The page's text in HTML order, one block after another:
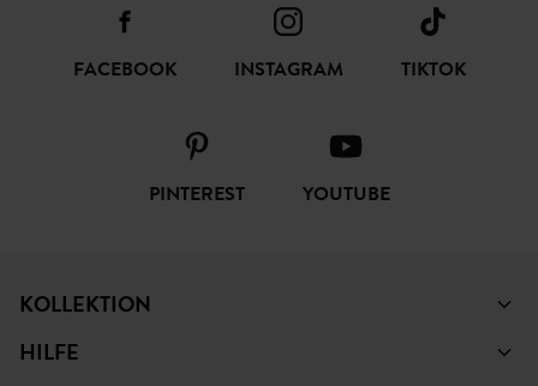
FACEBOOK INSTAGRAM TIKTOK
PINTEREST YOUTUBE
KOLLEKTION
HILFE